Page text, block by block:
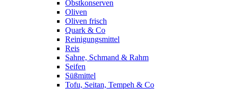
Obstkonserven
Oliven
Oliven frisch
Quark & Co
Reinigungsmittel
Reis
Sahne, Schmand & Rahm
Seifen
Süßmittel
Tofu, Seitan, Tempeh & Co